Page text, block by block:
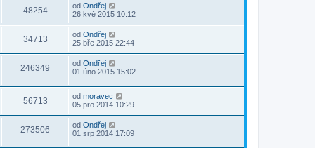
48254 od Ondřej
26 kvě 2015 10:12
34713 od Ondřej
25 bře 2015 22:44
246349 od Ondřej
01 úno 2015 15:02
56713 od moravec
05 pro 2014 10:29
273506 od Ondřej
01 srp 2014 17:09